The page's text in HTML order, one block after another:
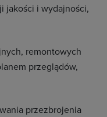
jakości i wydajności,
remontowych
przeglądów,
przezbrojenia